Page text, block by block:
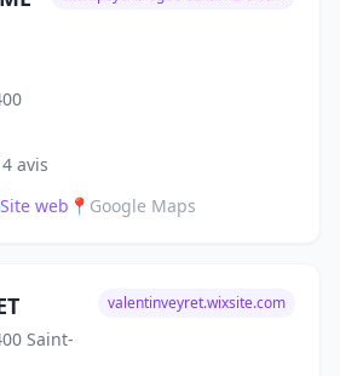
avis
Site web 📍 Google Maps
Saint-
valentinveyret.wixsite.com